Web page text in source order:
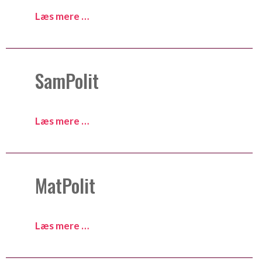
Læs mere …
SamPolit
Læs mere …
MatPolit
Læs mere …